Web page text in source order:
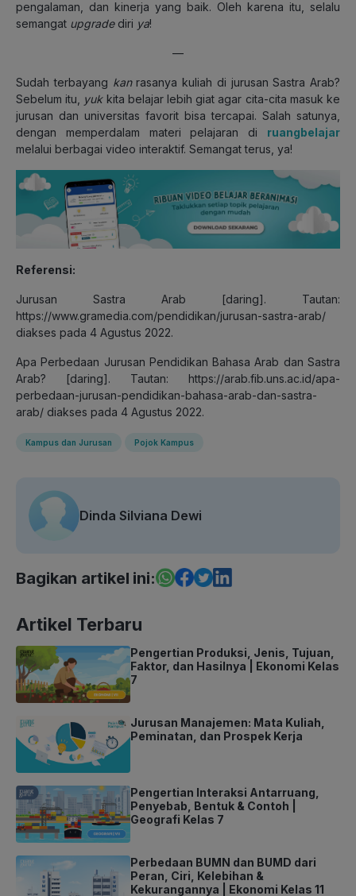
pengalaman, dan kinerja yang baik. Oleh karena itu, selalu
semangat upgradediri ya!
—
Sudah terbayang kanrasanya kuliah di jurusan Sastra Arab?
Sebelum itu, yukkita belajar lebih giat agar cita-cita masuk ke
jurusan dan universitas favorit bisa tercapai. Salah satunya,
dengan memperdalam materi pelajaran di ruangbelajar
melalui berbagai video interaktif. Semangat terus, ya!
Referensi:
Jurusan Sastra Arab [daring]. Tautan:
https://www.gramedia.com/pendidikan/jurusan-sastra-arab/
diakses pada 4 Agustus 2022.
Apa Perbedaan Jurusan Pendidikan Bahasa Arab dan Sastra
Arab? [daring]. Tautan: https://arab.fib.uns.ac.id/apa-
perbedaan-jurusan-pendidikan-bahasa-arab-dan-sastra-
arab/ diakses pada 4 Agustus 2022.
Kampus dan Jurusan Pojok Kampus
Dinda Silviana Dewi
Bagikan artikel ini:
Artikel Terbaru
Pengertian Produksi, Jenis, Tujuan,
Faktor, dan Hasilnya | Ekonomi Kelas
7
Jurusan Manajemen: Mata Kuliah,
Peminatan, dan Prospek Kerja
Pengertian Interaksi Antarruang,
Penyebab, Bentuk & Contoh |
Geografi Kelas 7
Perbedaan BUMN dan BUMD dari
Peran, Ciri, Kelebihan &
Kekurangannya | Ekonomi Kelas 11